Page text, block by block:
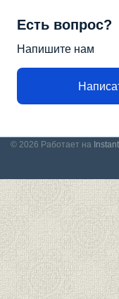
Есть вопрос?
Напишите нам
© 2026 Работает на